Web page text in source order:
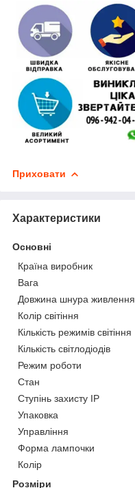
Приховати
Характеристики
Основні
Країна виробник
Вага
Довжина шнура живлення
Колір світіння
Кількість режимів світіння
Кількість світлодіодів
Режим роботи
Стан
Ступінь захисту IP
Упаковка
Управління
Форма лампочки
Колір
Розміри